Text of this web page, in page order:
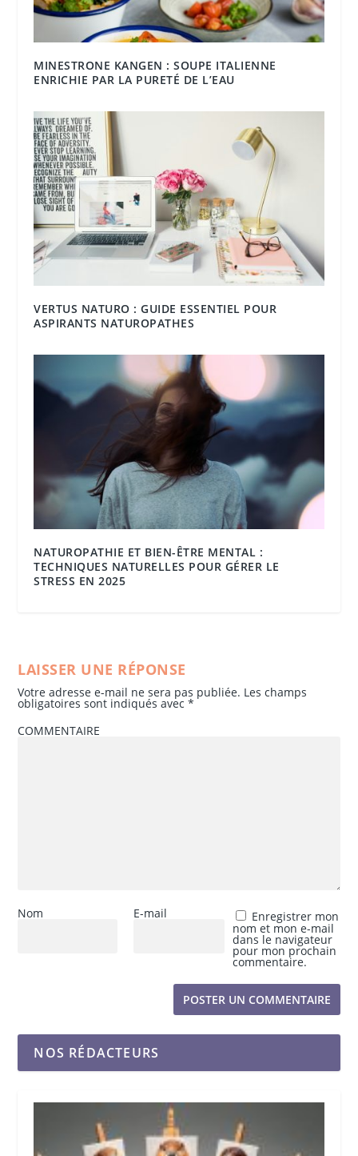
MINESTRONE KANGEN : SOUPE ITALIENNE
ENRICHIE PAR LA PURETÉ DE L’EAU
VERTUS NATURO : GUIDE ESSENTIEL POUR
ASPIRANTS NATUROPATHES
NATUROPATHIE ET BIEN-ÊTRE MENTAL :
TECHNIQUES NATURELLES POUR GÉRER LE
STRESS EN 2025
LAISSER UNE RÉPONSE
Votre adresse e-mail ne sera pas publiée. Les champs
obligatoires sont indiqués avec*
COMMENTAIRE
Nom E-mail Enregistrer mon
nom et mon e-mail
dans le navigateur
pour mon prochain
commentaire.
NOS RÉDACTEURS